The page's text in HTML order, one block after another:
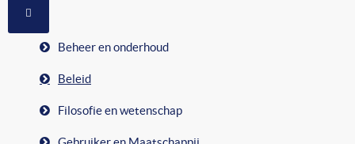
Beheer en onderhoud
Beleid
Filosofie en wetenschap